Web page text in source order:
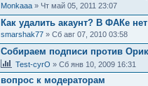
Monkaaa » Чт май 05, 2011 23:07
Как удалить акаунт? В ФАКе нет
smarshak77 » Сб авг 07, 2010 03:58
Собираем подписи против
Test-cyrO » Сб янв 10, 2009 16:31
вопрос к модераторам